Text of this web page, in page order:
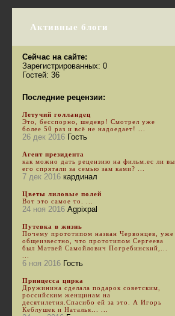
Активные блоги
Сейчас на сайте:
Зарегистрированных: 0
Гостей: 36
Последние рецензии:
Летучий голландец
Это, бесспорно, шедевр! Смотрел уже
более 50 раз и всё не надоедает! ...
26 дек 2016 Гость
Агент президента
как можно дать рецензию на фильм.ес ли вы
его спрятали за семью зам ками? ...
7 дек 2016 кардинал
Цветы лиловые полей
Вот это самое то. ...
24 ноя 2016 Agpixpal
Путевка в жизнь
Почему прототипом назван Червонцев, уже
общеизвестно, что прототипом Сергеева
был Матвей Самойлович Погребинский,...
6 ноя 2016 Гость
Принцесса цирка
Дружинина сделала подарок советским,
российским женщинам на
десятилетия.Спасибо ей за это. А Игорь
Кеблушек и Наталья... ...